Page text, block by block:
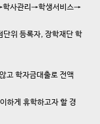
사관리→학생서비스→
위 등록자, 장학재단 학
고 학자금대출로 전액
하게 휴학하고자 할 경